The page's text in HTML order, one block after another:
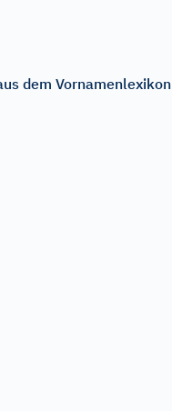
dem Vornamenlexikon